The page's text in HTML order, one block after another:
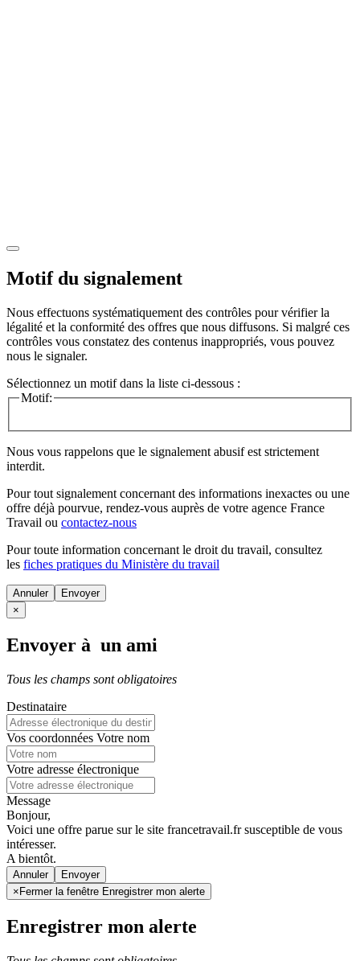
Motif du signalement
Nous effectuons systématiquement des contrôles pour vérifier la
légalité et la conformité des offres que nous diffusons. Si malgré ces
contrôles vous constatez des contenus inappropriés, vous pouvez
nous le signaler.
Sélectionnez un motif dans la liste ci-dessous :
Motif:
Nous vous rappelons que le signalement abusif est strictement
interdit.
Pour tout signalement concernant des informations inexactes ou une
offre déjà pourvue, rendez-vous auprès de votre agence France
Travail ou contactez-nous
Pour toute information concernant le droit du travail, consultez
les fiches pratiques du Ministère du travail
Annuler
×
Envoyer à un ami
Tous les champs sont obligatoires
Destinataire
Vos coordonnées Votre nom
Votre adresse électronique
Message
Bonjour,
Voici une offre parue sur le site francetravail.fr susceptible de vous
intéresser.
A bientôt.
Annuler
× Fermer la fenêtre Enregistrer mon alerte
Enregistrer mon alerte